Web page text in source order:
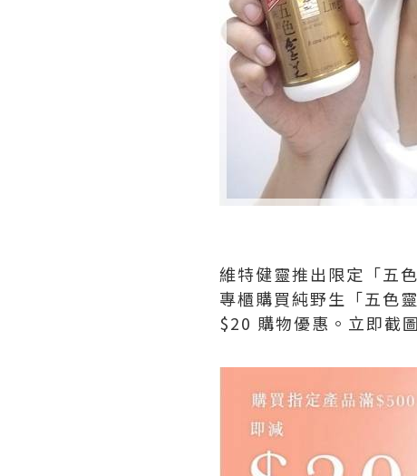
維特健靈推出限定「五
專櫃購買純野生「五色
$20 購物優惠。立即截